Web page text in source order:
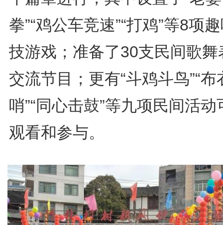
拳”“鸡公车竞速”“打鸡”等8项
技游戏；准备了30支民间歌舞
交流节目；更有“斗鸡斗鸟”“布
哨”“同心击鼓”等九项民间活动
观看和参与。